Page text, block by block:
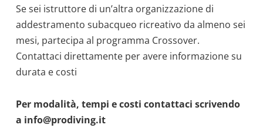
Se sei istruttore di un’altra organizzazione di
addestramento subacqueo ricreativo da almeno sei
mesi, partecipa al programma Crossover.
Contattaci direttamente per avere informazione su
durata e costi
Per modalità, tempi e costi contattaci scrivendo
a info@prodiving.it